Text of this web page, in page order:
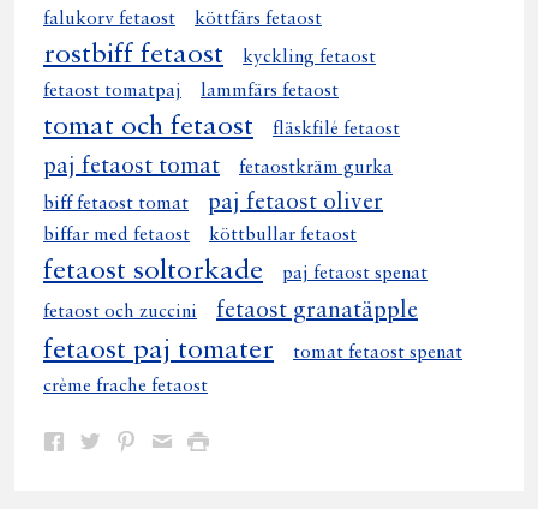
falukorv fetaost köttfärs fetaost
rostbiff fetaost
kyckling fetaost
fetaost tomatpaj
lammfärs fetaost
tomat och fetaost fläskfilé fetaost
paj fetaost tomat
fetaostkräm gurka
biff fetaost tomat
paj fetaost oliver
biffar med fetaost köttbullar fetaost
fetaost soltorkade
paj fetaost spenat
fetaost och zuccini
fetaost granatäpple
fetaost paj tomater
tomat fetaost spenat
crème frache fetaost
Dela Dela Dela DelaSkriv